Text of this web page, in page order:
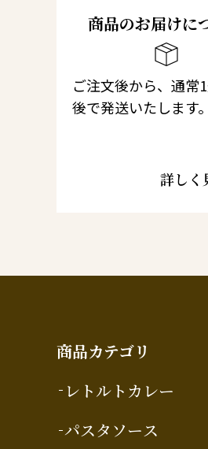
商品のお届けに
ご注文後から、通常
後で発送いたします。
詳しく
商品カテゴリ
レトルトカレー
パスタソース